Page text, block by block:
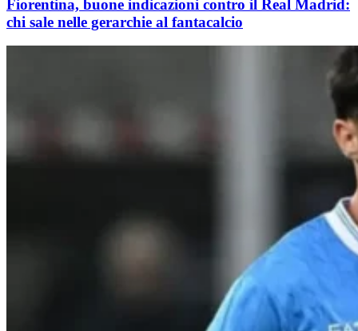
Fiorentina, buone indicazioni contro il Real Madrid:
chi sale nelle gerarchie al fantacalcio